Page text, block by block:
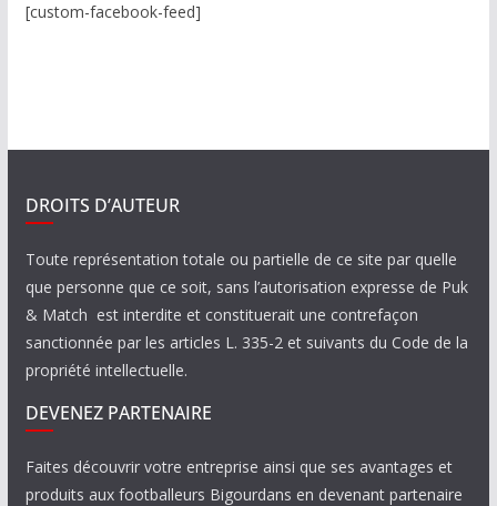
[custom-facebook-feed]
DROITS D’AUTEUR
Toute représentation totale ou partielle de ce site par quelle
que personne que ce soit, sans l’autorisation expresse de Puk
& Match est interdite et constituerait une contrefaçon
sanctionnée par les articles L. 335-2 et suivants du Code de la
propriété intellectuelle.
DEVENEZ PARTENAIRE
Faites découvrir votre entreprise ainsi que ses avantages et
produits aux footballeurs Bigourdans en devenant partenaire